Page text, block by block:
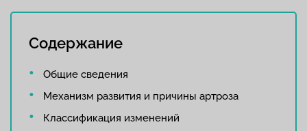
Содержание
Общие сведения
Механизм развития и причины артроза
Классификация изменений